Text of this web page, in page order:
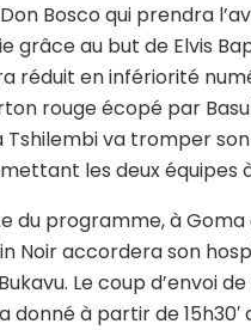
Bosco qui prendra
grâce au but de Elvis
réduit en infériorité
rouge écopé par
Tshilembi va tromper
les deux équipes
du programme, à Goma
Noir accordera son
Le coup d’envoi
donné à partir de 15h30′